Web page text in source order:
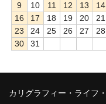
9
10 11 12 13 14
16
17 18 19 20 21
23
24 25 26 27 28
30
31
カリグラフィー・ライフ